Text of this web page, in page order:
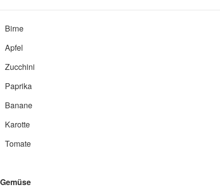
Birne
Apfel
Zucchini
Paprika
Banane
Karotte
Tomate
Gemüse